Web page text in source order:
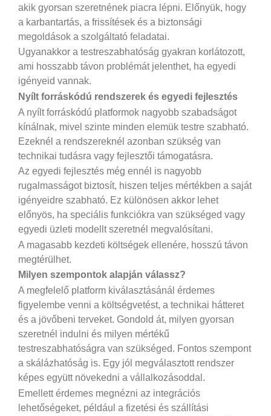
akik gyorsan szeretnének piacra lépni. Előnyük, hogy
a karbantartás, a frissítések és a biztonsági
megoldások a szolgáltató feladatai.
Ugyanakkor a testreszabhatóság gyakran korlátozott,
ami hosszabb távon problémát jelenthet, ha egyedi
igényeid vannak.
Nyílt forráskódú rendszerek és egyedi fejlesztés
A nyílt forráskódú platformok nagyobb szabadságot
kínálnak, mivel szinte minden elemük testre szabható.
Ezeknél a rendszereknél azonban szükség van
technikai tudásra vagy fejlesztői támogatásra.
Az egyedi fejlesztés még ennél is nagyobb
rugalmasságot biztosít, hiszen teljes mértékben a saját
igényeidre szabható. Ez különösen akkor lehet
előnyös, ha speciális funkciókra van szükséged vagy
egyedi üzleti modellt szeretnél megvalósítani.
A magasabb kezdeti költségek ellenére, hosszú távon
megtérülhet.
Milyen szempontok alapján válassz?
A megfelelő platform kiválasztásánál érdemes
figyelembe venni a költségvetést, a technikai hátteret
és a jövőbeni terveket. Gondold át, milyen gyorsan
szeretnél indulni és milyen mértékű
testreszabhatóságra van szükséged. Fontos szempont
a skálázhatóság is. Egy jól megválasztott rendszer
képes együtt növekedni a vállalkozásoddal.
Emellett érdemes megnézni az integrációs
lehetőségeket, például a fizetési és szállítási